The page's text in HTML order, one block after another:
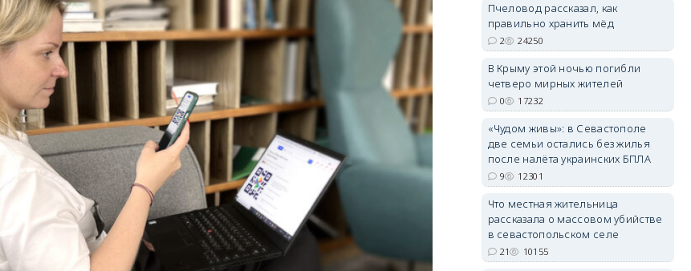
Пчеловод рассказал, как
правильно хранить мёд
2 24250
В Крыму этой ночью погибли
четверо мирных жителей
0 17232
«Чудом живы»: в Севастополе
две семьи остались без жилья
после налёта украинских БПЛА
9 12301
Что местная жительница
рассказала о массовом убийстве
в севастопольском селе
21 10155